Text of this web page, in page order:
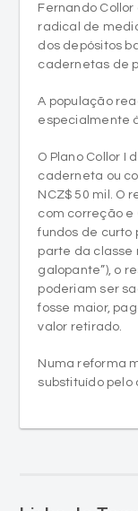
Fernando
radical de
dos depósitos
cadernetas de
A população
especialmente
O Plano Collor I
caderneta ou
NCZ$ 50 mil. O
com correção e
fundos de curto
parte da classe
galopante”), o
poderiam ser
fosse maior,
valor retirado.
Numa reforma
substituído pelo